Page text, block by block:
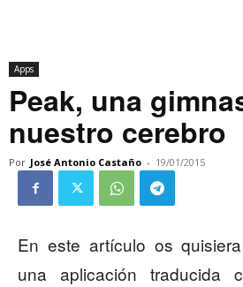
Apps
Peak, una
nuestro cerebro
Por José Antonio Castaño - 19/01/2015
En este artículo os
una aplicación traducida